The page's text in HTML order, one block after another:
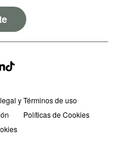
y Términos de uso
Políticas de Cookies